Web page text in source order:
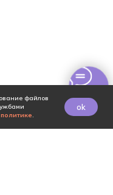
файлов
политике.
ok